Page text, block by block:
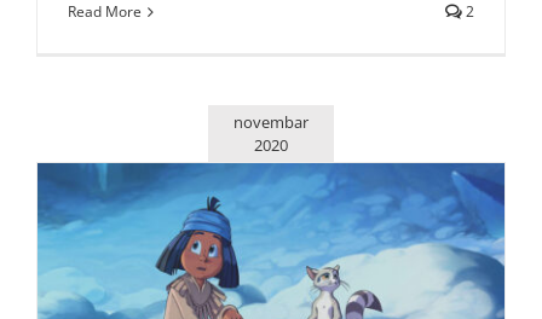
Read More 2
novembar
2020
Sinhroniziovana avantura „Jakari i veličanstveno pero“